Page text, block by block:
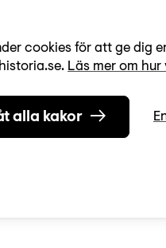
cookies för att ge dig
Läs mer om hur
alla kakor
avsaknad av bevis.
i Oslo och
bibliotek.